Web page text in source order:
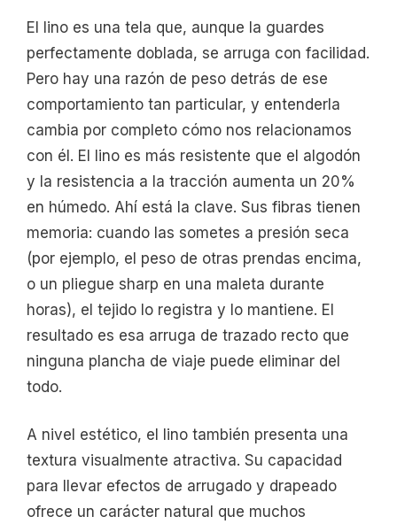
El lino es una tela que, aunque la guardes
perfectamente doblada, se arruga con facilidad.
Pero hay una razón de peso detrás de ese
comportamiento tan particular, y entenderla
cambia por completo cómo nos relacionamos
con él. El lino es más resistente que el algodón
y la resistencia a la tracción aumenta un 20%
en húmedo. Ahí está la clave. Sus fibras tienen
memoria: cuando las sometes a presión seca
(por ejemplo, el peso de otras prendas encima,
o un pliegue sharp en una maleta durante
horas), el tejido lo registra y lo mantiene. El
resultado es esa arruga de trazado recto que
ninguna plancha de viaje puede eliminar del
todo.
A nivel estético, el lino también presenta una
textura visualmente atractiva. Su capacidad
para llevar efectos de arrugado y drapeado
ofrece un carácter natural que muchos